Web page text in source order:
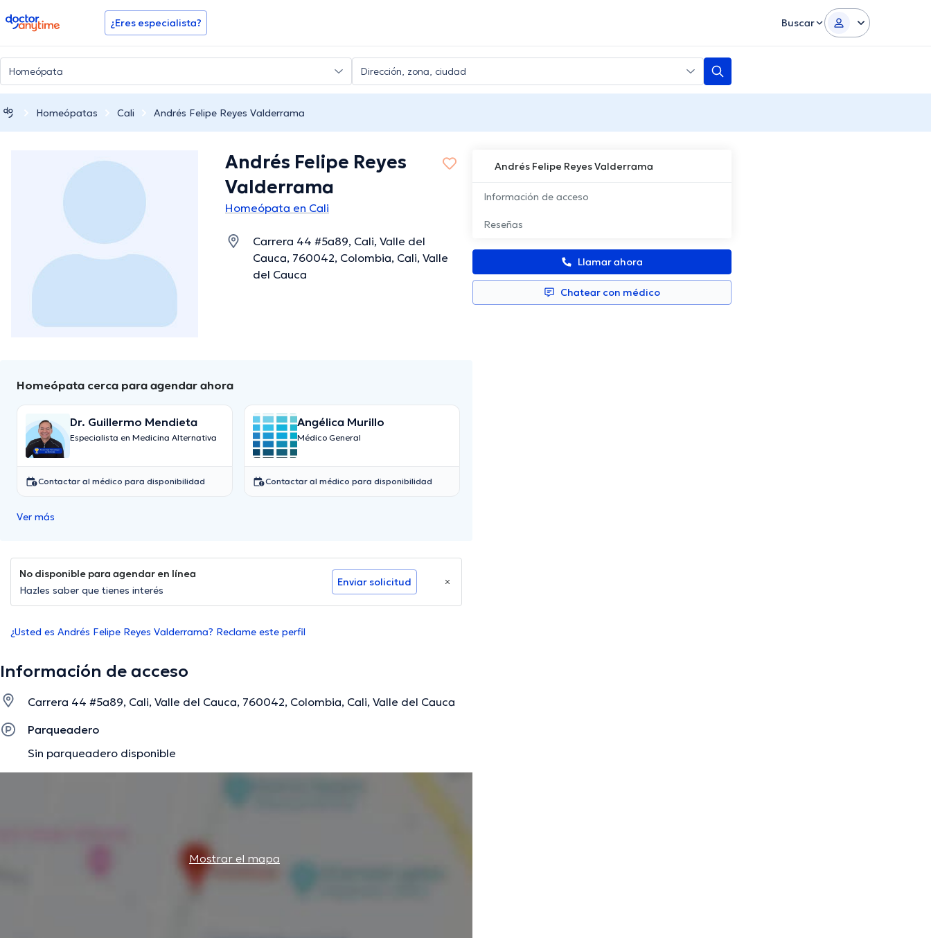
doctoranytime ¿Eres especialista? Buscar
Homeópatas Cali Andrés Felipe Reyes Valderrama
Andrés Felipe Reyes Valderrama
Información de acceso
Reseñas
Llamar ahora
Chatear con médico
Andrés Felipe Reyes
Valderrama
Homeópata en Cali
Carrera 44 #5a89, Cali, Valle del
Cauca, 760042, Colombia, Cali, Valle
del Cauca
Homeópata cerca para agendar ahora
Dr. Guillermo Mendieta
Especialista en Medicina Alternativa
Contactar al médico para disponibilidad
Angélica Murillo
Médico General
Contactar al médico para disponibilidad
Ver más
No disponible para agendar en línea
Hazles saber que tienes interés
Enviar solicitud
¿Usted es Andrés Felipe Reyes Valderrama? Reclame este perfil
Información de acceso
Carrera 44 #5a89, Cali, Valle del Cauca, 760042, Colombia, Cali, Valle del Cauca
Parqueadero
Sin parqueadero disponible
Mostrar el mapa